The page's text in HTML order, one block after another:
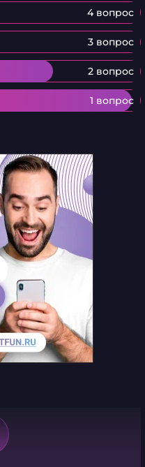
4 вопрос
3 вопрос
2 вопрос
1 вопрос